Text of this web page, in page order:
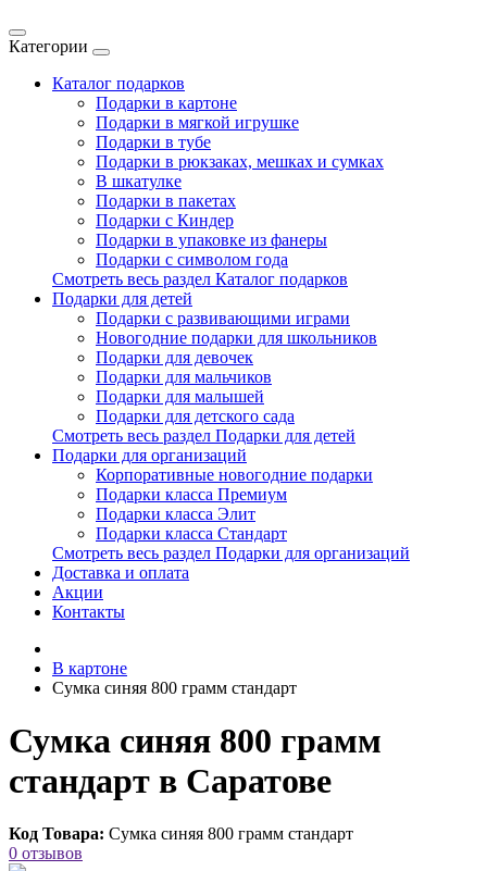
Категории
Каталог подарков
Подарки в картоне
Подарки в мягкой игрушке
Подарки в тубе
Подарки в рюкзаках, мешках и сумках
В шкатулке
Подарки в пакетах
Подарки с Киндер
Подарки в упаковке из фанеры
Подарки с символом года
Смотреть весь раздел Каталог подарков
Подарки для детей
Подарки с развивающими играми
Новогодние подарки для школьников
Подарки для девочек
Подарки для мальчиков
Подарки для малышей
Подарки для детского сада
Смотреть весь раздел Подарки для детей
Подарки для организаций
Корпоративные новогодние подарки
Подарки класса Премиум
Подарки класса Элит
Подарки класса Стандарт
Смотреть весь раздел Подарки для организаций
Доставка и оплата
Акции
Контакты
В картоне
Сумка синяя 800 грамм стандарт
Сумка синяя 800 грамм
стандарт в Саратове
Код Товара: Сумка синяя 800 грамм стандарт
0 отзывов